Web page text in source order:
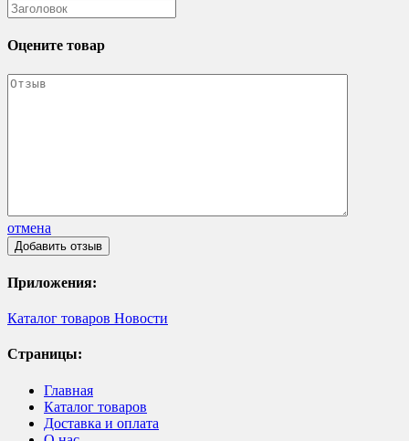
Оцените товар
отмена
Приложения:
Каталог товаров Новости
Страницы:
Главная
Каталог товаров
Доставка и оплата